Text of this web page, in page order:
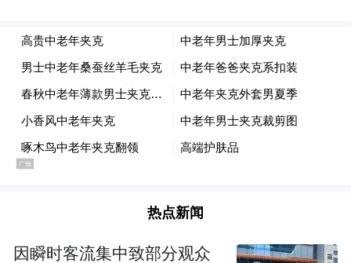
space services.”
热点新闻
因瞬时客流集中致部分观众